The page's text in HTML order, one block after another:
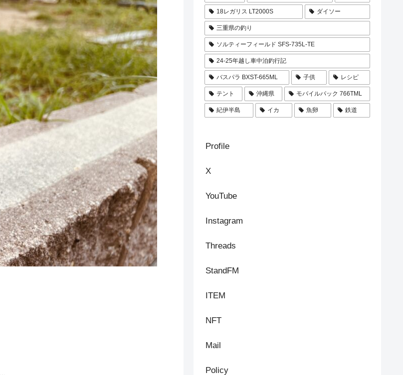
18レガリス LT2000S ダイソー
三重県の釣り
ソルティーフィールド SFS-735L-TE
24-25年越し車中泊釣行記
バスパラ BXST-665ML 子供 レシピ
テント 沖縄県 モバイルパック 766TML
紀伊半島 イカ 魚卵 鉄道
Profile
X
YouTube
Instagram
Threads
StandFM
ITEM
NFT
Mail
Policy